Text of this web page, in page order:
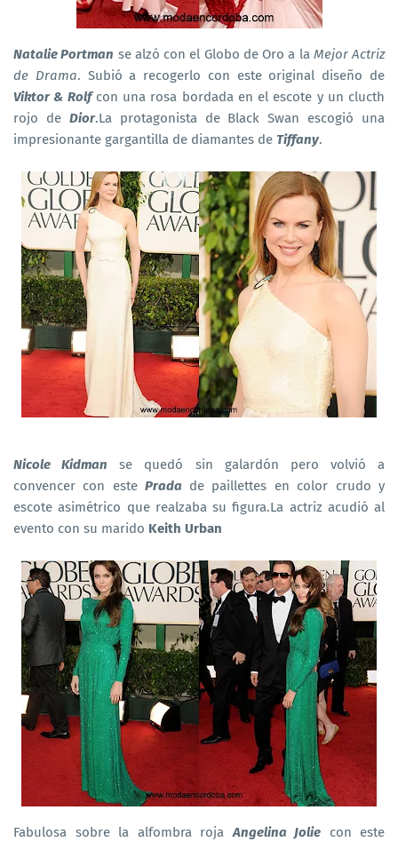
Natalie Portman se alzó con el Globo de Oro a la Mejor Actriz
de Drama. Subió a recogerlo con este original diseño de
Viktor & Rolfcon una rosa bordada en el escote y un clucth
rojo de Dior.La protagonista de Black Swan escogió una
impresionante gargantilla de diamantes de Tiffany.
Nicole Kidman se quedó sin galardón pero volvió a
convencer con estePrada de paillettes en color crudo y
escote asimétrico que realzaba su figura.La actriz acudió al
evento con su marido Keith Urban
Fabulosa sobre la alfombra rojaAngelina Jolie con este